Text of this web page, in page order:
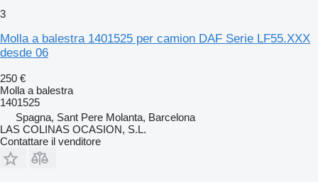
3
Molla a balestra 1401525 per camion DAF Serie LF55.XXX
desde 06
250 €
Molla a balestra
1401525
Spagna, Sant Pere Molanta, Barcelona
LAS COLINAS OCASION, S.L.
Contattare il venditore